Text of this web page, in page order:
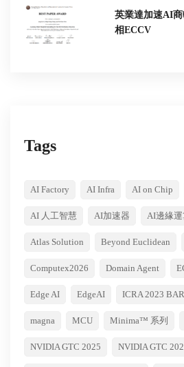
英業達加速AI
相ECCV
Tags
AI Factory AI Infra AI on Chip
AI 人工智慧 AI加速器 AI邊緣
Atlas Solution Beyond Euclidean
Computex2026 Domain Agent
Edge AI EdgeAI ICRA 2023
magna MCU Minima™ 系列
NVIDIA GTC 2025 NVIDIA GTC